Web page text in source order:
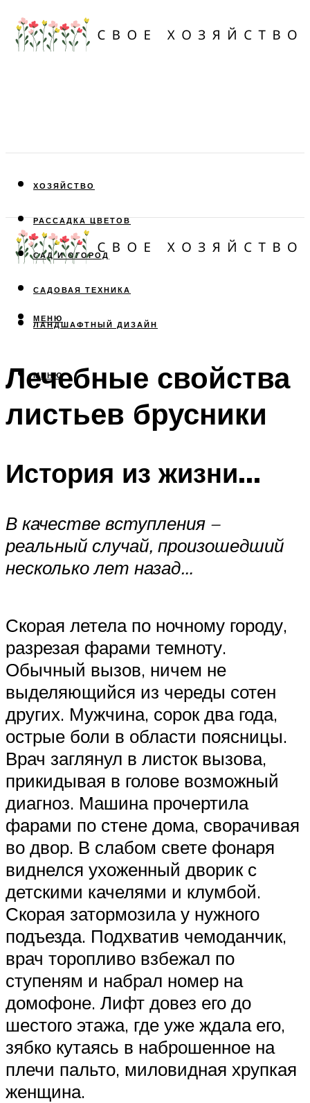
ХОЗЯЙСТВО
РАССАДКА ЦВЕТОВ
САД И ОГОРОД
САДОВАЯ ТЕХНИКА
ЛАНДШАФТНЫЙ ДИЗАЙН
МЕНЮ
МЕНЮ
Лечебные свойства
листьев брусники
История из жизни…
В качестве вступления –
реальный случай, произошедший
несколько лет назад…
Скорая летела по ночному городу,
разрезая фарами темноту.
Обычный вызов, ничем не
выделяющийся из череды сотен
других. Мужчина, сорок два года,
острые боли в области поясницы.
Врач заглянул в листок вызова,
прикидывая в голове возможный
диагноз. Машина прочертила
фарами по стене дома, сворачивая
во двор. В слабом свете фонаря
виднелся ухоженный дворик с
детскими качелями и клумбой.
Скорая затормозила у нужного
подъезда. Подхватив чемоданчик,
врач торопливо взбежал по
ступеням и набрал номер на
домофоне. Лифт довез его до
шестого этажа, где уже ждала его,
зябко кутаясь в наброшенное на
плечи пальто, миловидная хрупкая
женщина.